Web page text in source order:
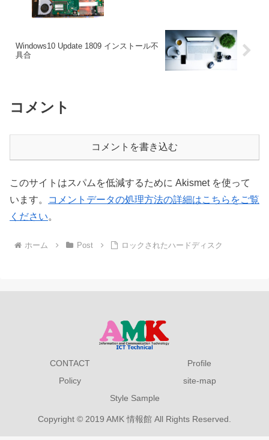
Windows10 Update 1809 インストール不
具合
コメント
コメントを書き込む
このサイトはスパムを低減するために Akismet を使って
います。
コメントデータの処理方法の詳細はこちらをご覧
ください。
ホーム Post ロックされたハードディスク
CONTACT
Profile
Policy
site-map
Style Sample
Copyright © 2019 AMK 情報館 All Rights Reserved.